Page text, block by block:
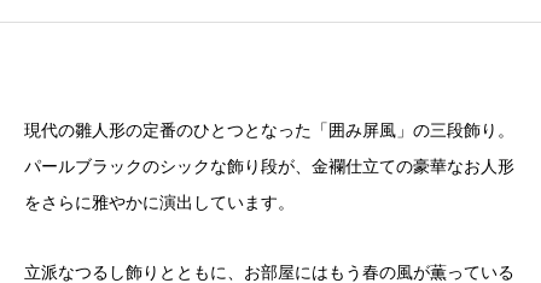
現代の雛人形の定番のひとつとなった「囲み屏風」の三段飾り。
パールブラックのシックな飾り段が、金襴仕立ての豪華なお人形
をさらに雅やかに演出しています。
立派なつるし飾りとともに、お部屋にはもう春の風が薫っている